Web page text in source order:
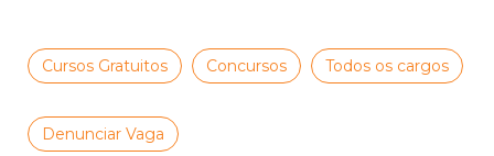
Cursos Gratuitos Concursos Todos os cargos
Denunciar Vaga